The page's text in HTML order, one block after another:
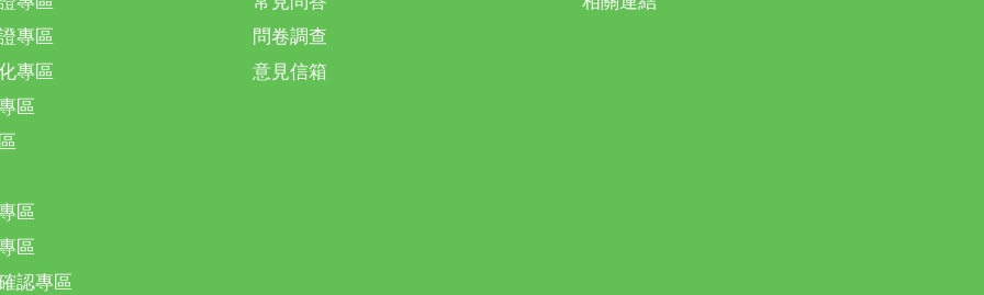
專區
專區
區
區
區
認專區
問卷調查
意見信箱